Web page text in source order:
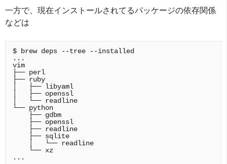
一方で、現在インストールされてるパッケージの依存関係
などは
$ brew deps --tree --installed
...
vim
├── perl
├── ruby
│   ├── libyaml
│   ├── openssl
│   └── readline
└── python
    ├── gdbm
    ├── openssl
    ├── readline
    ├── sqlite
    │   └── readline
    └── xz